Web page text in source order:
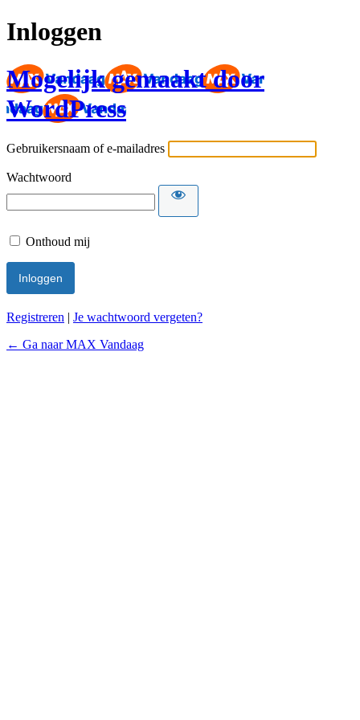
Inloggen
Mogelijk gemaakt door
WordPress
Gebruikersnaam of e-mailadres
Wachtwoord
Onthoud mij
Registreren | Je wachtwoord vergeten?
← Ga naar MAX Vandaag